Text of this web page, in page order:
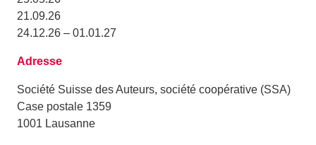
21.09.26
24.12.26 – 01.01.27
Adresse
Société Suisse des Auteurs, société coopérative (SSA)
Case postale 1359
1001 Lausanne